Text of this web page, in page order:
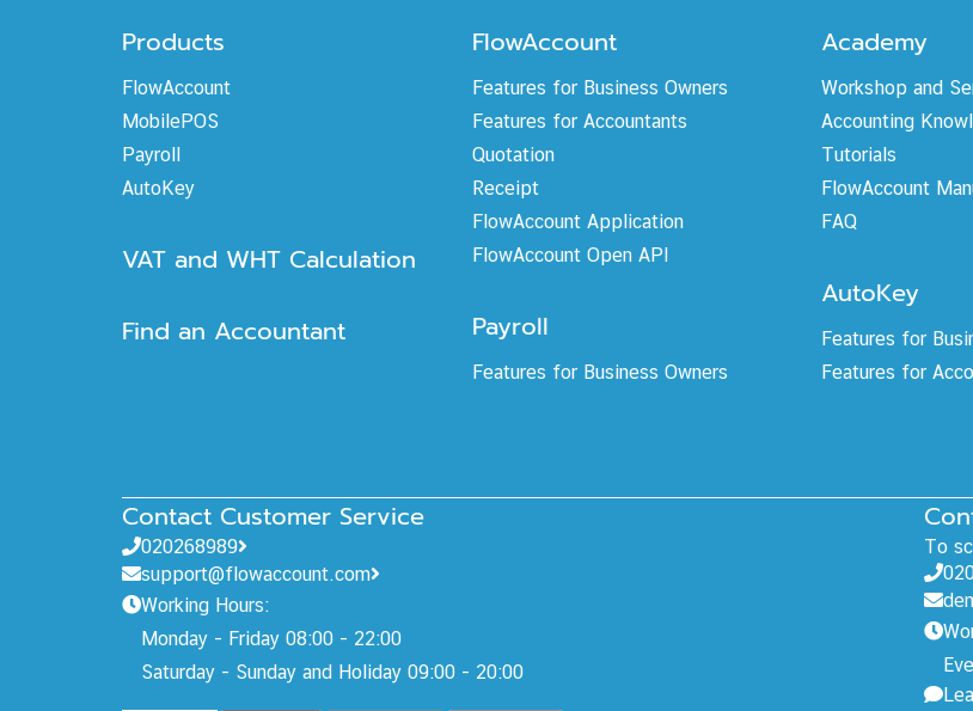
Products
FlowAccount
MobilePOS
Payroll
AutoKey
VAT and WHT Calculation
Find an Accountant
FlowAccount
Features for Business Owners
Features for Accountants
Quotation
Receipt
FlowAccount Application
FlowAccount Open API
Payroll
Features for Business Owners
Academy
Workshop and
Accounting
Tutorials
FlowAccount
FAQ
AutoKey
Features for
Features for
Contact Customer Service
020268989
support@flowaccount.com
Working Hours:
Monday - Friday 08:00 - 22:00
Saturday - Sunday and Holiday 09:00 - 20:00
To